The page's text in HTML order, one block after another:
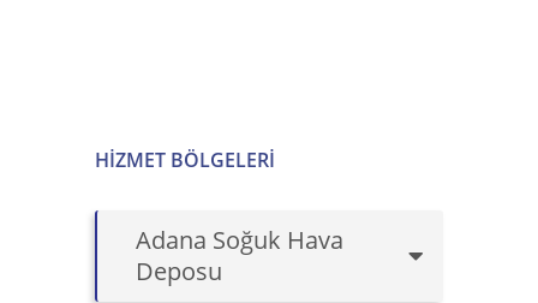
HIZMET BÖLGELERI
Adana Soğuk Hava
Deposu